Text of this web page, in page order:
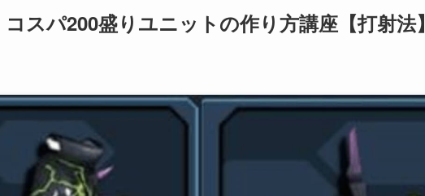
コスパ200盛りユニットの作り方講座【打射法】